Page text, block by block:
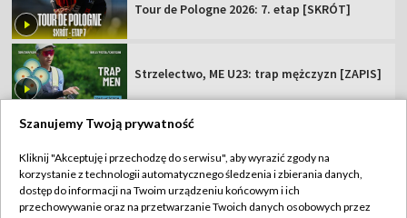
Tour de Pologne 2026: 7. etap [SKRÓT]
Strzelectwo, ME U23: trap mężczyzn [ZAPIS]
TVP
Abonament TVP
Regulamin TVP
Szanujemy Twoją prywatność
Kliknij "Akceptuję i przechodzę do serwisu", aby wyrazić zgody na
korzystanie z technologii automatycznego śledzenia i zbierania danych,
dostęp do informacji na Twoim urządzeniu końcowym i ich
przechowywanie oraz na przetwarzanie Twoich danych osobowych przez